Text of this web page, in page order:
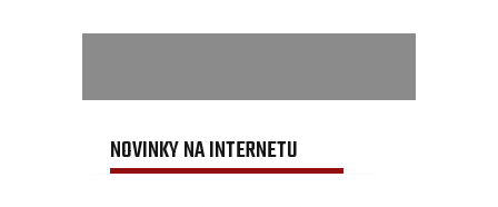
NOVINKY NA INTERNETU